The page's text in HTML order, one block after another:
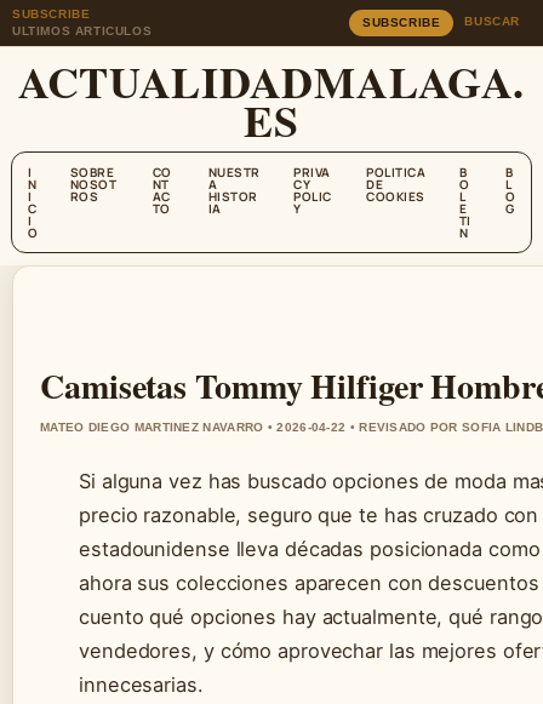
SUBSCRIBE
ULTIMOS ARTICULOS
SUBSCRIBE BUSCAR
ACTUALIDADMALAGA.
ES
I
N
I
C
I
O
SOBRE
NOSOT
ROS
CO
NT
AC
TO
NUESTR
A
HISTOR
IA
PRIVA
CY
POLIC
Y
POLITICA
DE
COOKIES
B
O
L
E
TI
N
B
L
O
G
Camisetas Tommy Hilfiger
MATEO DIEGO MARTINEZ NAVARRO • 2026-04-22 • REVISADO POR SOFIA
Si alguna vez has buscado opciones de moda
precio razonable, seguro que te has cruzado
estadounidense lleva décadas posicionada
ahora sus colecciones aparecen con
cuento qué opciones hay actualmente, qué
vendedores, y cómo aprovechar las mejores
innecesarias.